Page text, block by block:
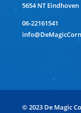
5654 NT Eindhoven
06-22161541
© 2023 De Magic